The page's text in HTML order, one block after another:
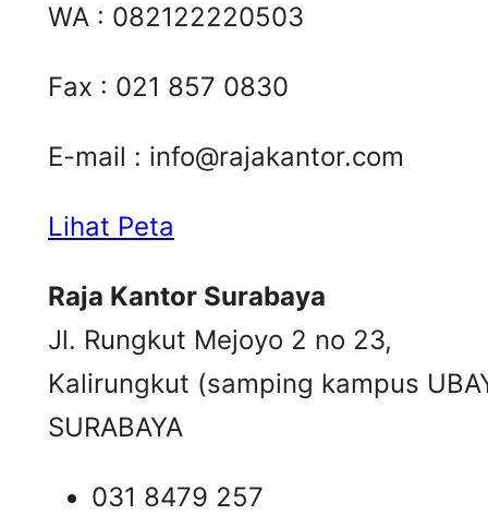
WA : 082122220503
Fax : 021 857 0830
E-mail : info@rajakantor.com
Lihat Peta
Raja Kantor Surabaya
Jl. Rungkut Mejoyo 2 no 23,
Kalirungkut (samping kampus
SURABAYA
031 8479 257